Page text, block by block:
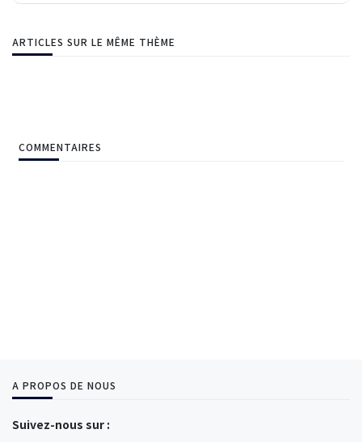
ARTICLES SUR LE MÊME THÈME
COMMENTAIRES
A PROPOS DE NOUS
Suivez-nous sur :